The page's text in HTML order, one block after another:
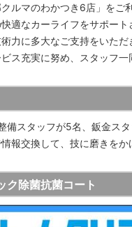
ルマのわかつき6店」を
適なカーライフをサポー
力に多大なご支持をいた
ス充実に努め、スタッフ一
備スタッフが5名、鈑金ス
報交換して、技に磨きを
ク除菌抗菌コート